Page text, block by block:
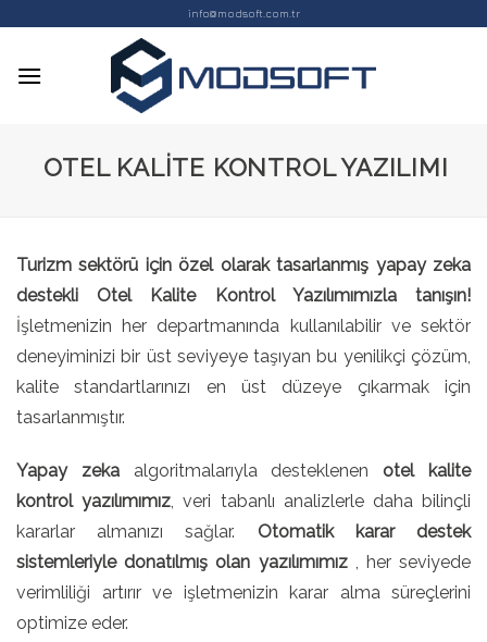
content
info@modsoft.com.tr
OTEL KALITE KONTROL YAZILIMI
Turizm sektörü için özel olarak tasarlanmış yapay zeka
destekli Otel Kalite Kontrol Yazılımımızla tanışın!
İşletmenizin her departmanında kullanılabilir ve sektör
deneyiminizi bir üst seviyeye taşıyan bu yenilikçi çözüm,
kalite standartlarınızı en üst düzeye çıkarmak için
tasarlanmıştır.
Yapay zekaalgoritmalarıyla desteklenen otel
kalite
kontrol yazılımımız , veri tabanlı analizlerle daha bilinçli
kararlar almanızı sağlar. Otomatik karar destek
sistemleriyle donatılmış olan yazılımımız
, her seviyede
verimliliği artırır ve işletmenizin karar alma süreçlerini
optimize eder.